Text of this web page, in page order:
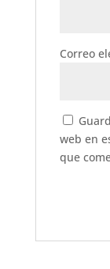
Correo
web en
que